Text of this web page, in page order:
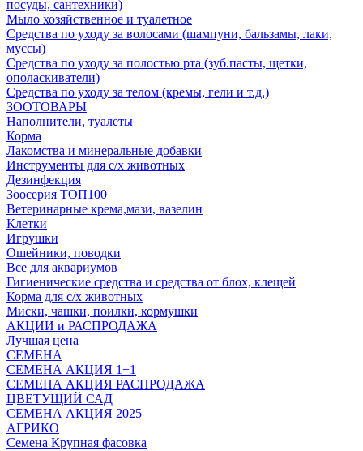
посуды, сантехники)
Мыло хозяйственное и туалетное
Средства по уходу за волосами (шампуни, бальзамы, лаки,
муссы)
Средства по уходу за полостью рта (зуб.пасты, щетки,
ополаскиватели)
Средства по уходу за телом (кремы, гели и т.д.)
ЗООТОВАРЫ
Наполнители, туалеты
Корма
Лакомства и минеральные добавки
Инструменты для с/х животных
Дезинфекция
Зоосерия ТОП100
Ветеринарные крема,мази, вазелин
Клетки
Игрушки
Ошейники, поводки
Все для аквариумов
Гигиенические средства и средства от блох, клещей
Корма для с/х животных
Миски, чашки, поилки, кормушки
АКЦИИ и РАСПРОДАЖА
Лучшая цена
СЕМЕНА
СЕМЕНА АКЦИЯ 1+1
СЕМЕНА АКЦИЯ РАСПРОДАЖА
ЦВЕТУЩИЙ САД
СЕМЕНА АКЦИЯ 2025
АГРИКО
Семена Крупная фасовка